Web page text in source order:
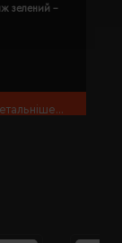
зелений -